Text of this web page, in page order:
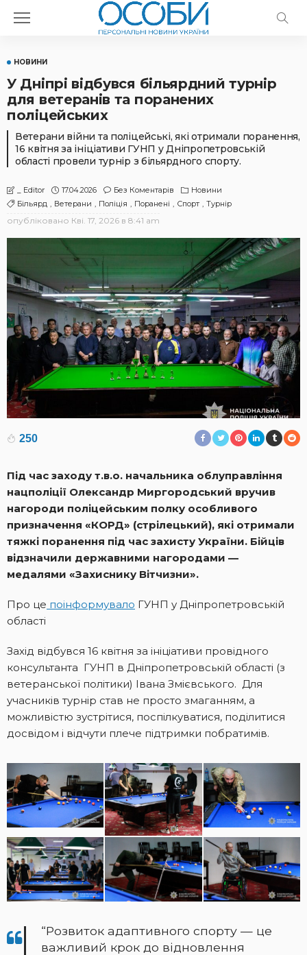
НОВИНИ
У Дніпрі відбувся більярдний турнір
для ветеранів та поранених
поліцейських
Ветерани війни та поліцейські, які отримали поранення,
16 квітня за ініціативи ГУНП у Дніпропетровській
області провели турнір з більярдного спорту.
_ Editor 17.04.2026 Без Коментарів
Новини
Більярд
Ветерани Поліція Поранені Спорт Турнір
опубліковано Кві. 17, 2026 в 8:41 am
250
Під час заходу т.в.о. начальника облуправління
нацполіції Олександр Миргородський вручив
нагороди поліцейським полку особливого
призначення «КОРД» (стрілецький), які отримали
тяжкі поранення під час захисту України. Бійців
відзначили державними нагородами —
медалями «Захиснику Вітчизни».
Про це поінформувало ГУНП у Дніпропетровській
області
Захід відбувся 16 квітня за ініціативи провідного
консультанта ГУНП в Дніпропетровській області (з
ветеранської політики) Івана Змієвського. Для
учасників турнір став не просто змаганням, а
можливістю зустрітися, поспілкуватися, поділитися
досвідом і відчути плече підтримки побратимів.
“Розвиток адаптивного спорту — це
важливий крок до відновлення